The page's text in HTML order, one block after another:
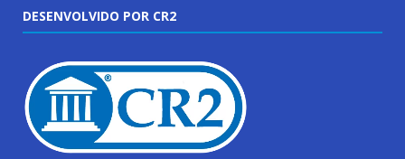
DESENVOLVIDO POR CR2